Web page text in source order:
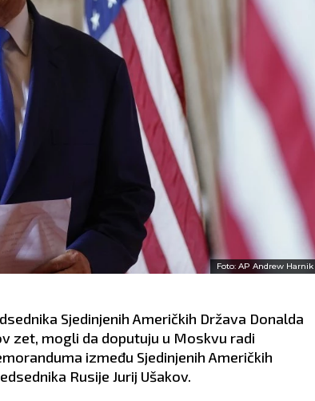
Foto: AP Andrew Harnik
Sjedinjenih Američkih Država Donalda
zet, mogli da doputuju u Moskvu radi
između Sjedinjenih Američkih
Rusije Jurij Ušakov.